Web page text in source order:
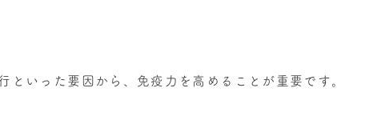
といった要因から、免疫力を高めることが重要です。